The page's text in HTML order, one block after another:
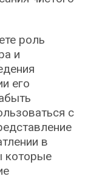
роль
и
его
с
в
которые